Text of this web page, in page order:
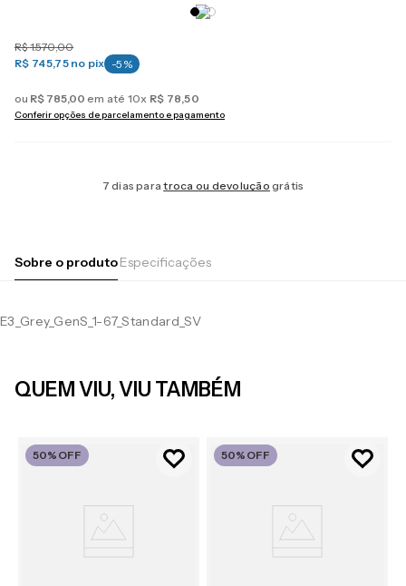
R$1.570,00
R$ 745,75 no pix -5 %
ou R$ 785,00 em até 10x R$ 78,50
Conferir opções de parcelamento e pagamento
7 dias paratroca ou devolução grátis
Sobre o produtoEspecificações
E3_Grey_GenS_1-67_Standard_SV
QUEM VIU, VIU TAMBÉM
50% OFF 50% OFF